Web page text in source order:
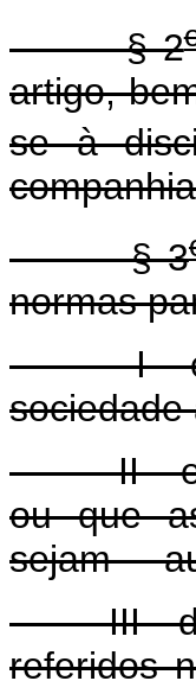
§ 2
artigo,
se à
§ 3
normas
I - exigir
sociedade
II - exigir
ou que
sejam
III -
referidos